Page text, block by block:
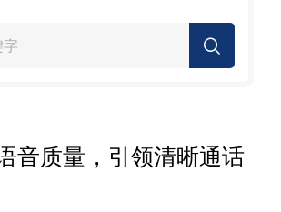
音质量，引领清晰通话